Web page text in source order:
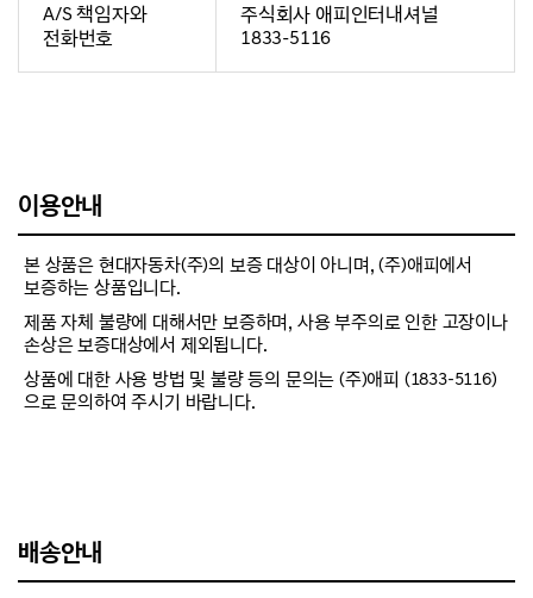
A/S 책임자와
전화번호
주식회사 애피인터내셔널
1833-5116
이용안내
본 상품은 현대자동차(주)의 보증 대상이 아니며, (주)애피에서
보증하는 상품입니다.
제품 자체 불량에 대해서만 보증하며, 사용 부주의로 인한 고장이나
손상은 보증대상에서 제외됩니다.
상품에 대한 사용 방법 및 불량 등의 문의는 (주)애피 (1833-5116)
으로 문의하여 주시기 바랍니다.
배송안내